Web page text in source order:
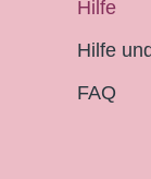
Hilfe
Hilfe
FAQ